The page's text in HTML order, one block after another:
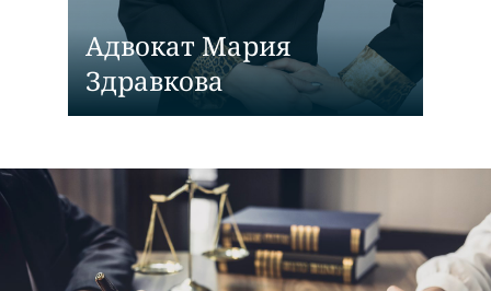
Адвокат Мария
Здравкова